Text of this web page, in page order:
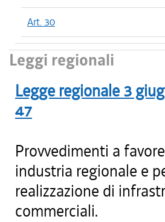
Art. 30
Leggi regionali
Legge regionale 3
47
Provvedimenti a
industria regionale e
realizzazione di
commerciali.